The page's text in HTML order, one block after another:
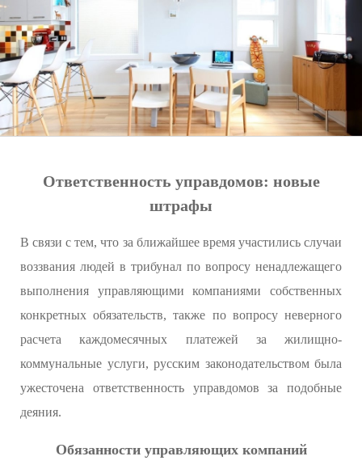
Ответственность управдомов: новые
штрафы
В связи с тем, что за ближайшее время участились случаи
воззвания людей в трибунал по вопросу ненадлежащего
выполнения управляющими компаниями собственных
конкретных обязательств, также по вопросу неверного
расчета каждомесячных платежей за жилищно-
коммунальные услуги, русским законодательством была
ужесточена ответственность управдомов за подобные
деяния.
Обязанности управляющих компаний